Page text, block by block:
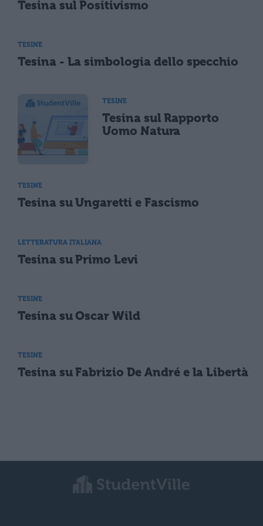
Tesina sul Positivismo
TESINE
Tesina - La simbologia dello specchio
TESINE
Tesina sul Rapporto
Uomo Natura
TESINE
Tesina su Ungaretti e Fascismo
LETTERATURA ITALIANA
Tesina su Primo Levi
TESINE
Tesina su Oscar Wild
TESINE
Tesina su Fabrizio De André e la Libertà